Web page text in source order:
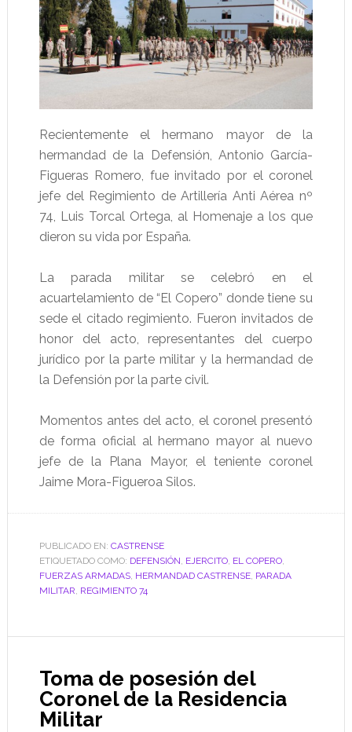
Recientemente el hermano mayor de la
hermandad de la Defensión, Antonio García-
Figueras Romero, fue invitado por el coronel
jefe del Regimiento de Artillería Anti Aérea nº
74, Luis Torcal Ortega, al Homenaje a los que
dieron su vida por España.
La parada militar se celebró en el
acuartelamiento de “El Copero” donde tiene su
sede el citado regimiento. Fueron invitados de
honor del acto, representantes del cuerpo
jurídico por la parte militar y la hermandad de
la Defensión por la parte civil.
Momentos antes del acto, el coronel presentó
de forma oficial al hermano mayor al nuevo
jefe de la Plana Mayor, el teniente coronel
Jaime Mora-Figueroa Silos.
PUBLICADO EN: CASTRENSE
ETIQUETADO COMO: DEFENSIÓN EJERCITO, EL COPERO,
FUERZAS ARMADAS, HERMANDAD CASTRENSE, PARADA
MILITAR REGIMIENTO 74
Toma de posesión del
Coronel de la Residencia
Militar